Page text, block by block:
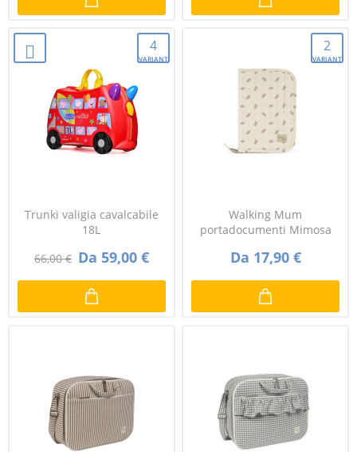
4
VARIANTI
Trunki valigia cavalcabile
18L
66,00 € Da 59,00 €
2
VARIANTI
Walking Mum
portadocumenti Mimosa
Da 17,90 €